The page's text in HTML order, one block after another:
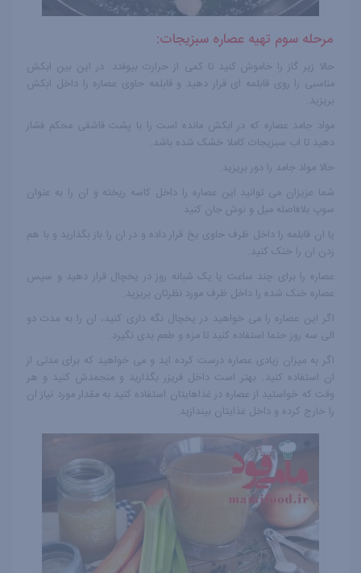
مرحله سوم تهیه عصاره سبزیجات:
حالا زیر گاز را خاموش کنید تا کمی از حرارت بیوفتد. در این بین ابکش
مناسبی را روی قابلمه ای قرار دهید و قابلمه حاوی عصاره را داخل ابکش
بریزید.
مواد جامد عصاره که در ابکش مانده است را با پشت قاشقی محکم فشار
دهید تا اب سبزیجات کاملا خشک شده باشد.
حالا مواد جامد را دور بریزید.
شما عزیزان می توانید این عصاره را داخل کاسه ریخته و ان را به عنوان
سوپ بلافاصله میل و نوش جان کنید.
یا ان قابلمه را داخل ظرف حاوی یخ قرار داده و در ان را باز بگذارید و با هم
زدن ان را خنک کنید.
عصاره را برای چند ساعت یا یک شبانه روز در یخچال قرار دهید و سپس
عصاره خنک شده را داخل ظرف مورد نظرتان بریزید.
اگر این عصاره را می خواهید در یخچال نگه داری کنید، ان را به مدت دو
الی سه روز حتما استفاده کنید تا مزه و طعم بدی نگیرد.
اگر به میزان زیادی عصاره درست کرده اید و می خواهید که برای مدتی از
ان استفاده کنید. بهتر است داخل فریزر بگذارید و منجمدش کنید و هر
وقت که خواستید از عصاره در غذاهایتان استفاده کنید به مقدار مورد نیاز ان
را خارج کرده و داخل غذایتان بیندازید.